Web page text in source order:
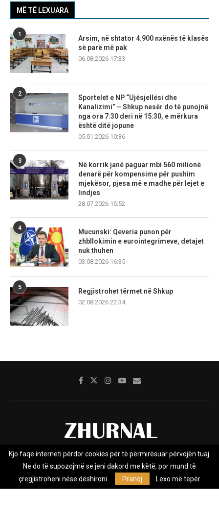
MË TË LEXUARA
1
Arsim, në shtator 4.900 nxënës të klasës
së parë më pak
06.08.2026 17:33
2
Sportelet e NP “Ujësjellësi dhe
Kanalizimi” – Shkup nesër do të punojnë
nga ora 7:30 deri në 15:30, e mërkura
është ditë jopune
05.01.2026 10:36
3
Në korrik janë paguar mbi 560 milionë
denarë për kompensime për pushim
mjekësor, pjesa më e madhe për lejet e
lindjes
28.07.2026 15:52
4
Mucunski: Qeveria punon për
zhbllokimin e eurointegrimeve, detajet
nuk thuhen
03.08.2026 16:35
5
Regjistrohet tërmet në Shkup
02.08.2026 22:34
Rreth nesh Impresumi Marketing
Kontakt
Privacy Policy
Zhurnal.mk është Agjenci e Lajmeve e pavarur, e themeluar në vitin
Kjo faqe interneti përdor cookies për të përmirësuar përvojën tuaj.
Ne do të supozojmë se jeni dakord me këtë, por mund të
çregjistroheni nëse dëshironi.
Pranoj Lexo më tepër